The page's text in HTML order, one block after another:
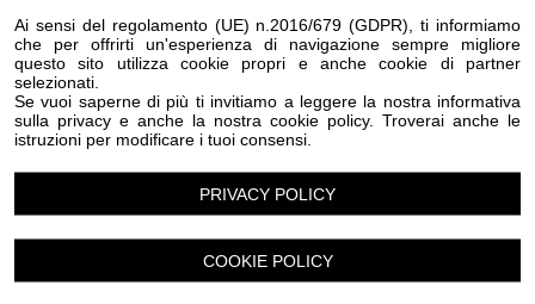
Ai sensi del regolamento (UE) n.2016/679 (GDPR), ti informiamo
che per offrirti un'esperienza di navigazione sempre migliore
questo sito utilizza cookie propri e anche cookie di partner
selezionati.
Se vuoi saperne di più ti invitiamo a leggere la nostra informativa
sulla privacy e anche la nostra cookie policy. Troverai anche le
istruzioni per modificare i tuoi consensi.
PRIVACY POLICY
COOKIE POLICY
Luogo dell'evento su Google Maps
Condividi: